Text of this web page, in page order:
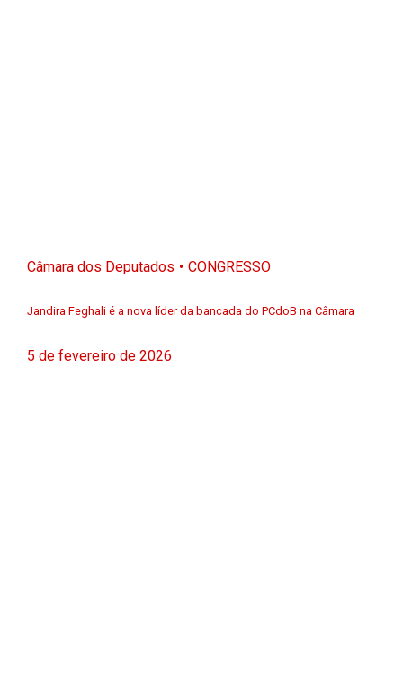
Câmara dos Deputados CONGRESSO
Jandira Feghali é a nova líder da bancada do PCdoB na Câmara
5 de fevereiro de 2026